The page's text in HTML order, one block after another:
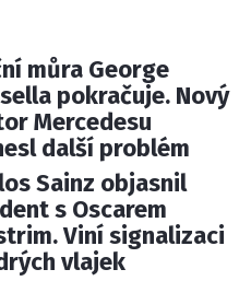
můra George
pokračuje. Nový
Mercedesu
další problém
Sainz objasnil
s Oscarem
Viní signalizaci
vlajek